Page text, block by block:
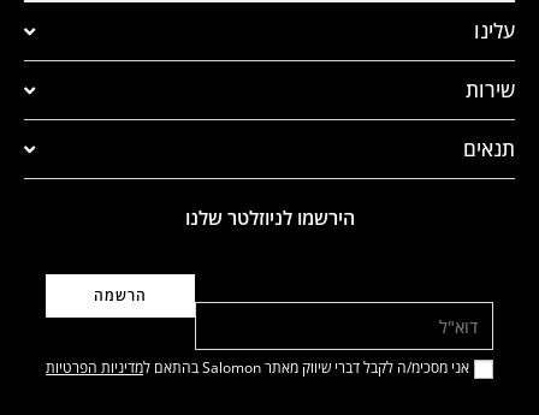
עלינו
שירות
תנאים
הירשמו לניוזלטר שלנו
אני מסכימ/ה לקבל דברי שיווק מאתר Salomon בהתאם ל מדיניות הפרטיות